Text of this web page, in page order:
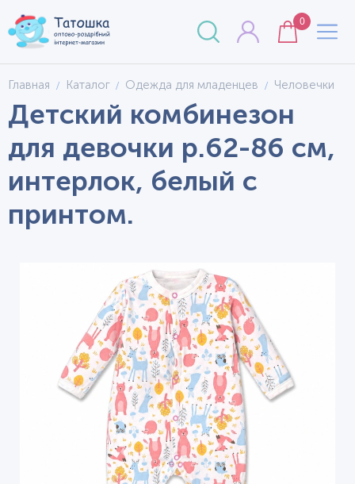
0
Главная Каталог Одежда для младенцев Человечки
Детский комбинезон
для девочки р.62-86 см,
интерлок, белый с
принтом.